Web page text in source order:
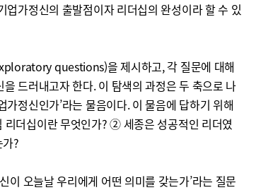
업가정신의 출발점이자 리더십의 완성이라 할 수 있
questions)을 제시하고, 각 질문에 대해
드러내고자 한다. 이 탐색의 과정은 두 축으로 나
가정신인가’라는 물음이다. 이 물음에 답하기 위해
더십이란 무엇인가? ② 세종은 성공적인 리더였
?
이 오늘날 우리에게 어떤 의미를 갖는가’라는 질문